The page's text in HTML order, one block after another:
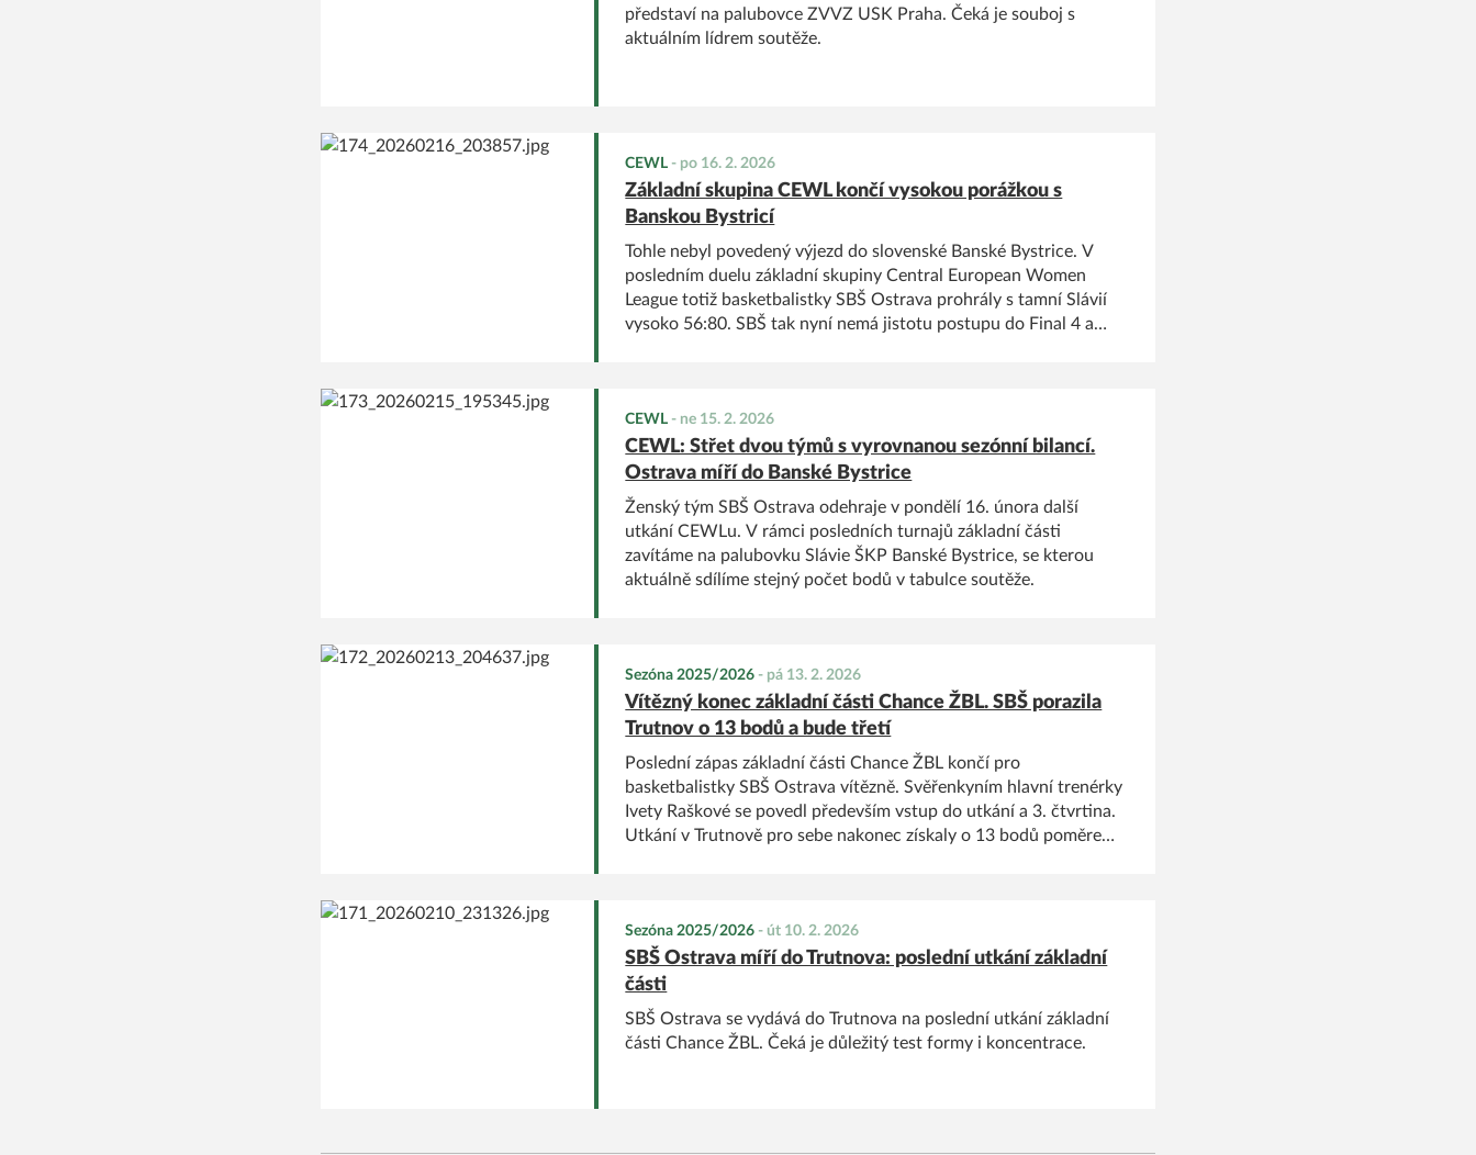
představí na palubovce ZVVZ USK Praha. Čeká je souboj s
aktuálním lídrem soutěže.
CEWL - po 16. 2. 2026
Základní skupina CEWL končí vysokou porážkou s
Banskou Bystricí
Tohle nebyl povedený výjezd do slovenské Banské Bystrice. V
posledním duelu základní skupiny Central European Women
League totiž basketbalistky SBŠ Ostrava prohrály s tamní Slávií
vysoko 56:80. SBŠ tak nyní nemá jistotu postupu do Final 4 a
CEWL - ne 15. 2. 2026
CEWL: Střet dvou týmů s vyrovnanou sezónní bilancí.
Ostrava míří do Banské Bystrice
Ženský tým SBŠ Ostrava odehraje v pondělí 16. února další
utkání CEWLu. V rámci posledních turnajů základní části
zavítáme na palubovku Slávie ŠKP Banské Bystrice, se kterou
aktuálně sdílíme stejný počet bodů v tabulce soutěže.
Sezóna 2025/2026 - pá 13. 2. 2026
Vítězný konec základní části Chance ŽBL. SBŠ porazila
Trutnov o 13 bodů a bude třetí
Poslední zápas základní části Chance ŽBL končí pro
basketbalistky SBŠ Ostrava vítězně. Svěřenkyním hlavní trenérky
Ivety Raškové se povedl především vstup do utkání a 3. čtvrtina.
Utkání v Trutnově pro sebe nakonec získaly o 13 bodů poměrem
Sezóna 2025/2026 - út 10. 2. 2026
SBŠ Ostrava míří do Trutnova: poslední utkání základní
části
SBŠ Ostrava se vydává do Trutnova na poslední utkání základní
části Chance ŽBL. Čeká je důležitý test formy i koncentrace.